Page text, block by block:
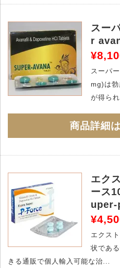
スー
r
スーパ
mg)は
が得られ
商品詳細
エク
ース
エクス
状であ
きる通販で個人輸入可能な治...